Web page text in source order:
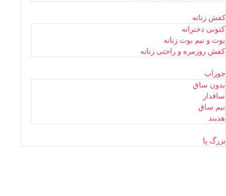
کفش زنانه
کتونی دخترانه
بوت و نیم بوت زنانه
کفش روزمره و راحتی زنانه
جوراب
بدون ساق
ساقدار
نیم ساق
هدبند
بزرگ پا